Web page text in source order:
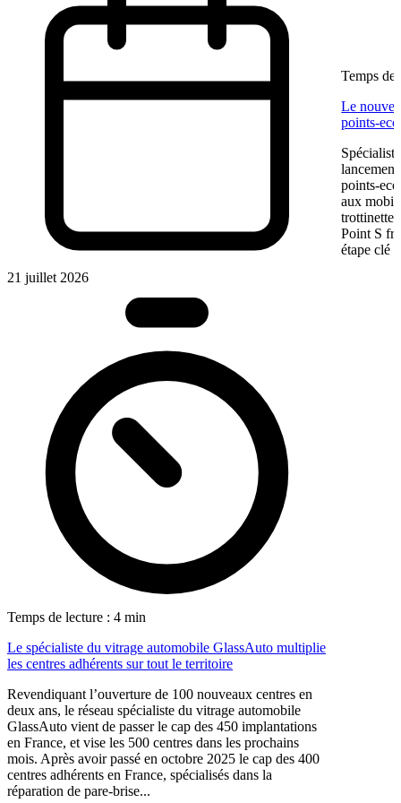
21 juillet 2026
Temps de lecture : 4 min
Le spécialiste du vitrage automobile GlassAuto multiplie
les centres adhérents sur tout le territoire
Revendiquant l’ouverture de 100 nouveaux centres en
deux ans, le réseau spécialiste du vitrage automobile
GlassAuto vient de passer le cap des 450 implantations
en France, et vise les 500 centres dans les prochains
mois. Après avoir passé en octobre 2025 le cap des 400
centres adhérents en France, spécialisés dans la
réparation de pare-brise...
Temps de
Le
points-
points-
aux
Point S
étape clé